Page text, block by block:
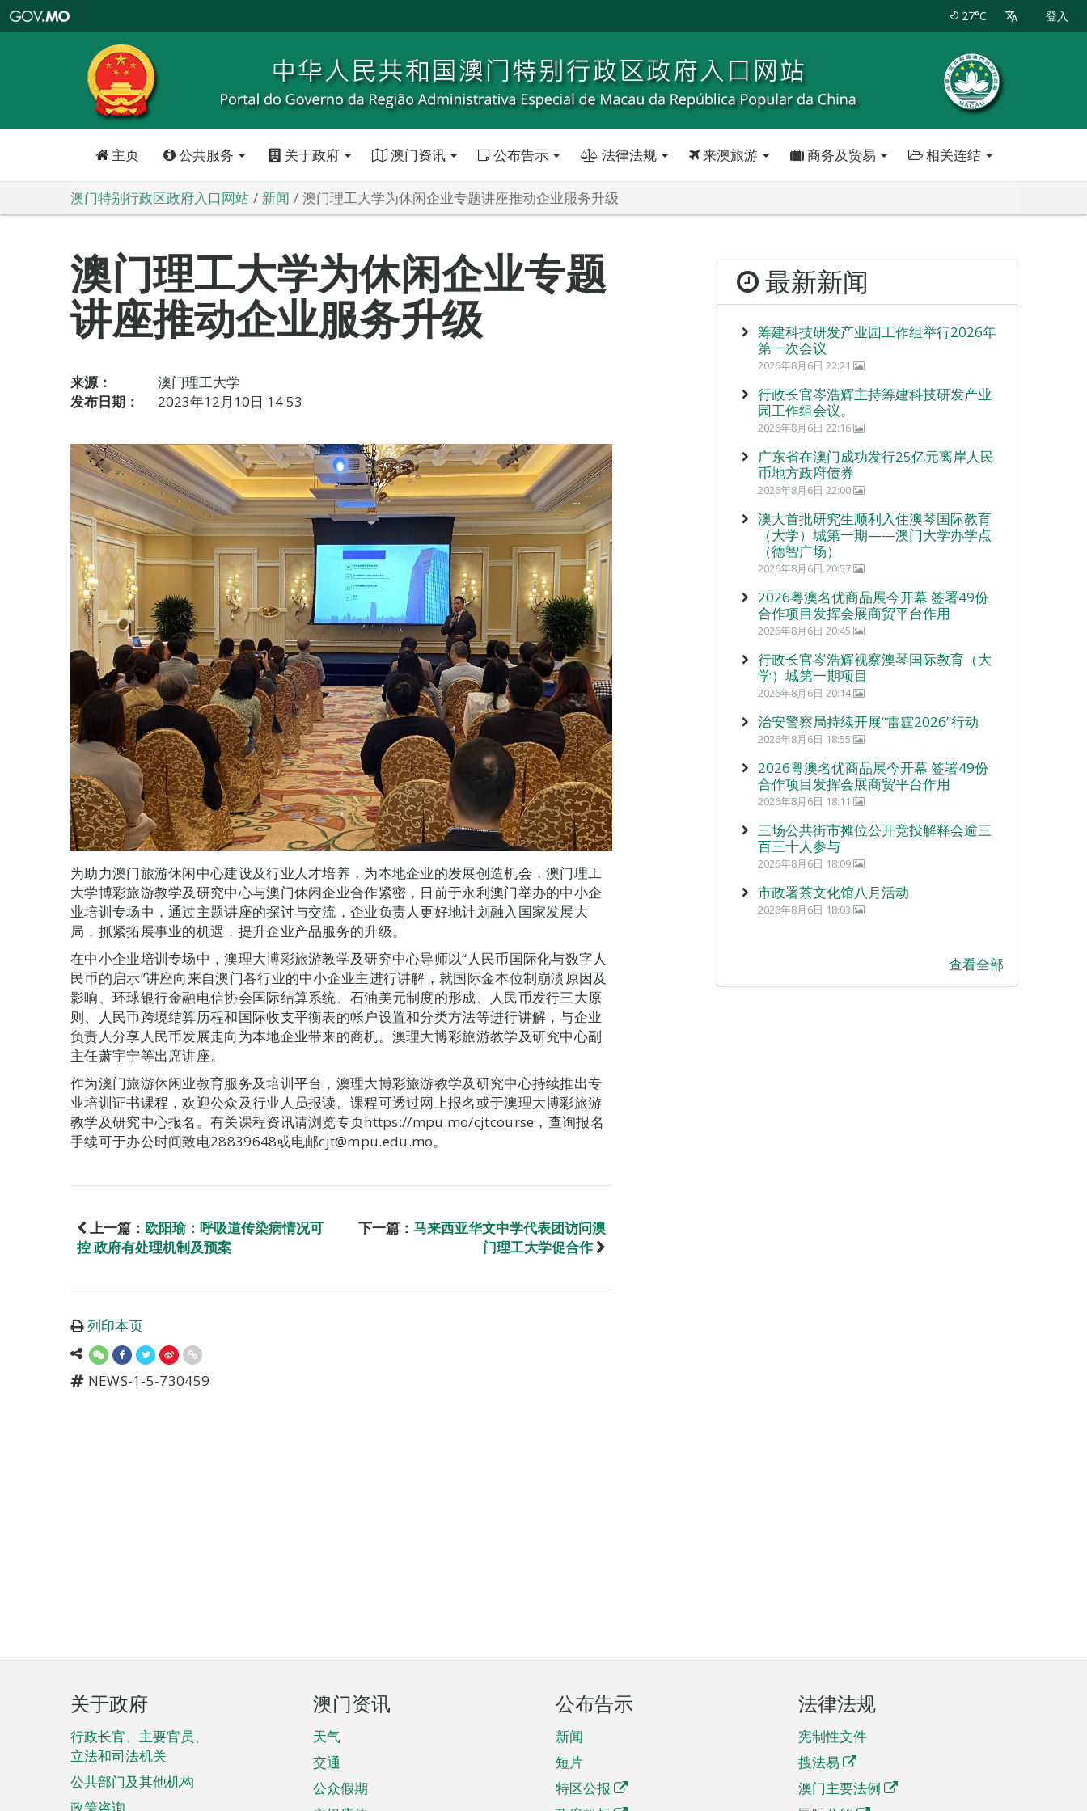
特
政
区
政
口
27°C 登入
主页 公共服务 关于政府 澳门资讯 公布告示 法律法规 来澳旅游 商务及贸易 相关连结
澳门特别行政区政府入口网站 新闻 澳门理工大学为休闲企业专题讲座推动企业服务升级
澳门理工大学为休闲企业专题
讲座推动企业服务升级
来源：
澳门理工大学
发布日期：
2023年12月10日 14:53
为助力澳门旅游休闲中心建设及行业人才培养，为本地企业的发展创造机会，澳门理工
大学博彩旅游教学及研究中心与澳门休闲企业合作紧密，日前于永利澳门举办的中小企
业培训专场中，通过主题讲座的探讨与交流，企业负责人更好地计划融入国家发展大
局，抓紧拓展事业的机遇，提升企业产品服务的升级。
在中小企业培训专场中，澳理大博彩旅游教学及研究中心导师以“人民币国际化与数字人
民币的启示”讲座向来自澳门各行业的中小企业主进行讲解，就国际金本位制崩溃原因及
影响、环球银行金融电信协会国际结算系统、石油美元制度的形成、人民币发行三大原
则、人民币跨境结算历程和国际收支平衡表的帐户设置和分类方法等进行讲解，与企业
负责人分享人民币发展走向为本地企业带来的商机。澳理大博彩旅游教学及研究中心副
主任萧宇宁等出席讲座。
作为澳门旅游休闲业教育服务及培训平台，澳理大博彩旅游教学及研究中心持续推出专
业培训证书课程，欢迎公众及行业人员报读。课程可透过网上报名或于澳理大博彩旅游
教学及研究中心报名。有关课程资讯请浏览专页https://mpu.mo/cjtcourse，查询报名
手续可于办公时间致电28839648或电邮cjt@mpu.edu.mo。
上一篇： 欧阳瑜：呼吸道传染病情况可
控 政府有处理机制及预案
下一篇： 马来西亚华文中学代表团访问澳
门理工大学促合作
列印本页
NEWS-1-5-730459
最新新闻
筹建科技研发产业园工作组举行2026年
第一次会议
2026年8月6日 22:21
行政长官岑浩辉主持筹建科技研发产业
园工作组会议。
2026年8月6日 22:16
广东省在澳门成功发行25亿元离岸人民
币地方政府债券
2026年8月6日 22:00
澳大首批研究生顺利入住澳琴国际教育
（大学）城第一期——澳门大学办学点
（德智广场）
2026年8月6日 20:57
2026粤澳名优商品展今开幕 签署49份
合作项目发挥会展商贸平台作用
2026年8月6日 20:45
行政长官岑浩辉视察澳琴国际教育（大
学）城第一期项目
2026年8月6日 20:14
治安警察局持续开展“雷霆2026”行动
2026年8月6日 18:55
2026粤澳名优商品展今开幕 签署49份
合作项目发挥会展商贸平台作用
2026年8月6日 18:11
三场公共街市摊位公开竞投解释会逾三
百三十人参与
2026年8月6日 18:09
市政署茶文化馆八月活动
2026年8月6日 18:03
查看全部
页
脚
菜
单
关于政府
行政长官、主要官员、
立法和司法机关
公共部门及其他机构
澳门资讯
天气
交通
公众假期
公布告示
新闻
短片
特区公报
法律法规
宪制性文件
搜法易
澳门主要法例